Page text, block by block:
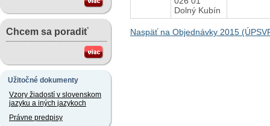
Chcem sa poradiť
Užitočné dokumenty
Vzory žiadostí v slovenskom
jazyku a iných jazykoch
Právne predpisy
Dolný Kubín
Naspäť na Objednávky 2015